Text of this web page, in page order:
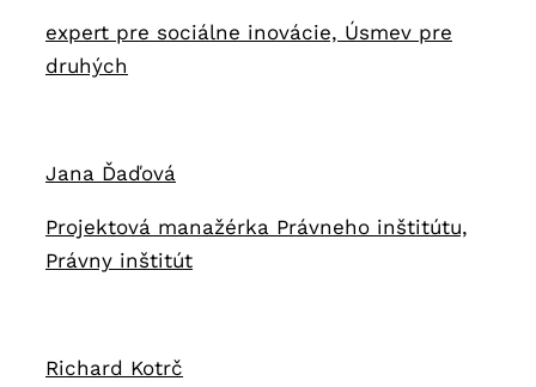
expert pre sociálne inovácie, Úsmev pre
druhých
Jana Ďaďová
Projektová manažérka Právneho inštitútu,
Právny inštitút
Richard Kotrč